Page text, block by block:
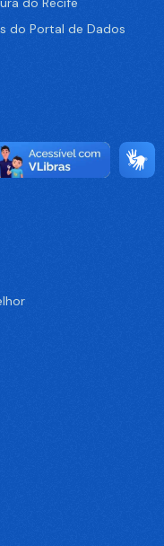
do Portal de Dados